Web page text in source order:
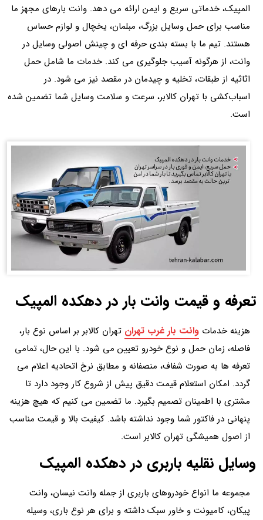
المپیک، خدماتی سریع و ایمن ارائه می دهد. وانت‌ بارهای مجهز ما
مناسب برای حمل وسایل بزرگ، مبلمان، یخچال و لوازم حساس
هستند. تیم ما با بسته بندی حرفه ای و چینش اصولی وسایل در
وانت، از هرگونه آسیب جلوگیری می کند. خدمات ما شامل حمل
اثاثیه از طبقات، تخلیه و چیدمان در مقصد نیز می‌ شود. در
اسباب‌کشی با تهران کالابر، سرعت و سلامت وسایل شما تضمین‌ شده
است.
تعرفه و قیمت وانت بار در دهکده المپیک
هزینه خدمات وانت بار غرب تهران تهران کالابر بر اساس نوع بار،
فاصله، زمان حمل و نوع خودرو تعیین می شود. با این حال، تمامی
تعرفه‌ ها به‌ صورت شفاف، منصفانه و مطابق نرخ اتحادیه اعلام می
گردد. امکان استعلام قیمت دقیق پیش از شروع کار وجود دارد تا
مشتری با اطمینان تصمیم بگیرد. ما تضمین می کنیم که هیچ هزینه
پنهانی در فاکتور شما وجود نداشته باشد. کیفیت بالا و قیمت مناسب
از اصول همیشگی تهران کالابر است.
وسایل نقلیه باربری در دهکده المپیک
مجموعه ما انواع خودروهای باربری از جمله وانت نیسان، وانت
پیکان، کامیونت و خاور سبک داشته و برای هر نوع باری، وسیله